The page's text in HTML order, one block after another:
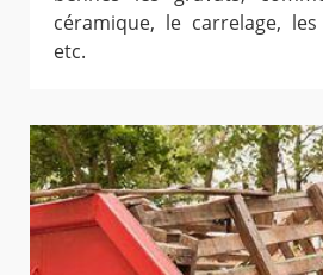
céramique, le carrelage,
etc.